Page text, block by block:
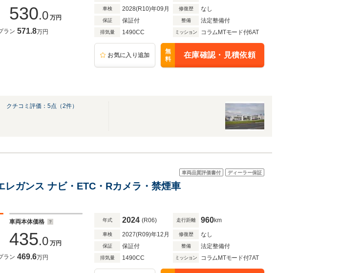
530.0 万円
ラン 571.8万円
車検 2028(R10)年09月 修復歴 なし
保証 保証付 整備 法定整備付
排気量 1490CC ミッション コラムMTモード付6AT
お気に入り追加
無
料
在庫確認・見積依頼
クチコミ評価： 5点（2件）
車両品質評価書付 ディーラー保証
レガンス ナビ・ETC・Rカメラ・禁煙車
車両本体価格
435.0 万円
ラン 469.6万円
年式 2024 (R06) 走行距離 960km
車検 2027(R09)年12月 修復歴 なし
保証 保証付 整備 法定整備付
排気量 1490CC ミッション コラムMTモード付7AT